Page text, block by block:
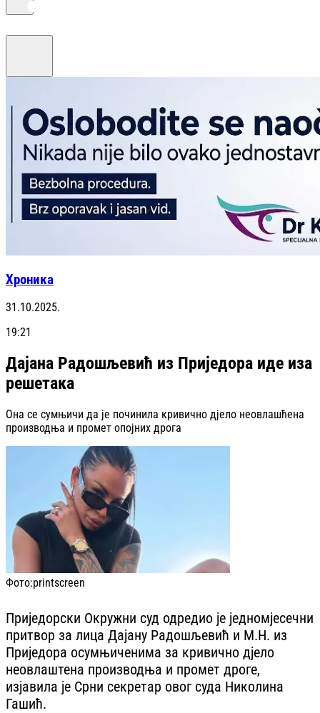
Хроника
31.10.2025.
19:21
Дајана Радошљевић из Приједора иде иза
решетака
Она се сумњичи да је починила кривично дјело неовлашћена
производња и промет опојних дрога
Фото:printscreen
Приједорски Окружни суд одредио је једномјесечни
притвор за лица Дајану Радошљевић и М.Н. из
Приједора осумњиченима за кривично дјело
неовлаштена производња и промет дроге,
изјавила је Срни секретар овог суда Николина
Гашић.